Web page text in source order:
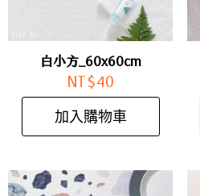
白小方_60x60cm
NT$40
加入購物車